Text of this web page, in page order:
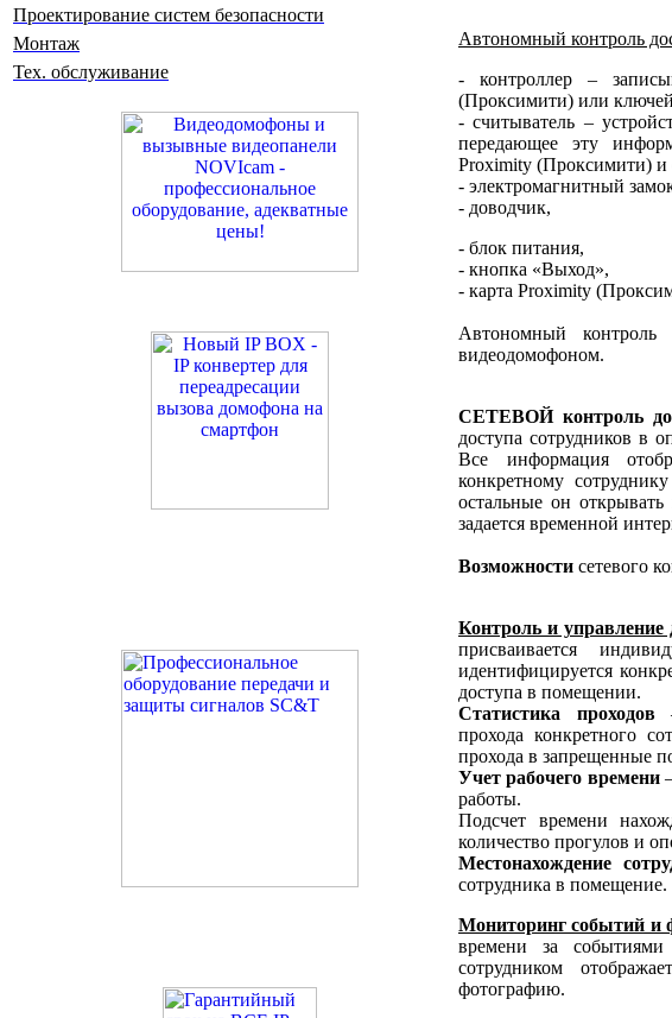
Проектирование систем безопасности
Монтаж
Тех. обслуживание
Автономный контроль
- контроллер –
(Проксимити) или
- считыватель –
передающее эту
Proximity (Проксимити) и
- электромагнитный
- доводчик,
- блок питания,
- кнопка «Выход»,
- карта Proximity
Автономный
видеодомофоном.
СЕТЕВОЙ контроль
доступа сотрудников в
Все информация
конкретному
остальные он
задается временной
Возможности сетевого
Контроль и управление
присваивается
идентифицируется
доступа в помещении.
Статистика проходов–
прохода конкретного
прохода в запрещенные
Учет рабочего времени
работы.
Подсчет времени
количество прогулов и
Местонахождение
сотрудника в помещение.
Мониторинг событий и
времени за
сотрудником
фотографию.